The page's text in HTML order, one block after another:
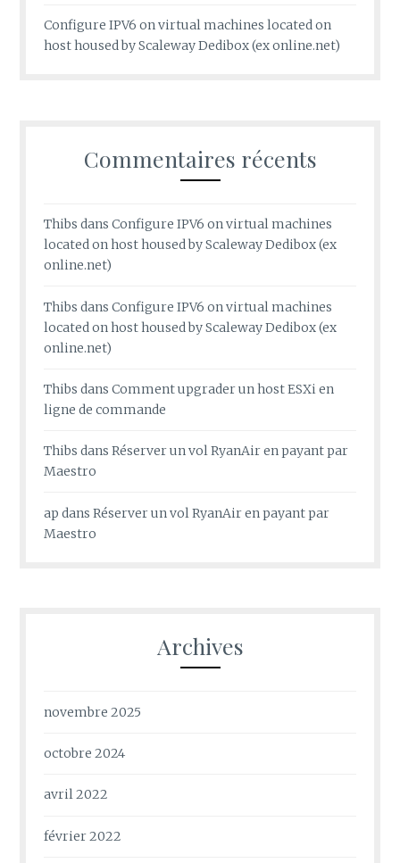
Configure IPV6 on virtual machines located on
host housed by Scaleway Dedibox (ex online.net)
Commentaires récents
Thibs dansConfigure IPV6 on virtual machines
located on host housed by Scaleway Dedibox (ex
online.net)
Thibs dansConfigure IPV6 on virtual machines
located on host housed by Scaleway Dedibox (ex
online.net)
Thibs dansComment upgrader un host ESXi en
ligne de commande
Thibs dansRéserver un vol RyanAir en payant par
Maestro
ap dansRéserver un vol RyanAir en payant par
Maestro
Archives
novembre 2025
octobre 2024
avril 2022
février 2022